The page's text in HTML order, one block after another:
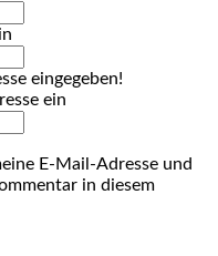
eingegeben!
ein
E-Mail-Adresse und
in diesem